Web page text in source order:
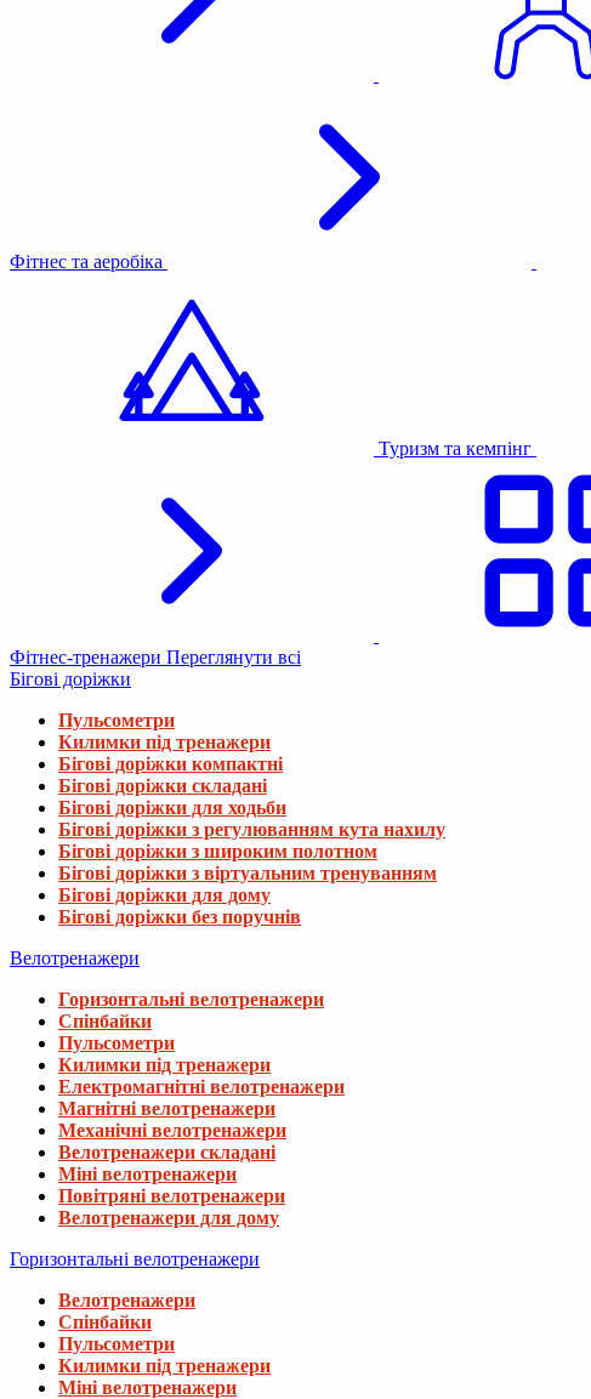
Фітнес та аеробіка
Туризм та кемпінг
Фітнес-тренажери Переглянути всі
Бігові доріжки
Пульсометри
Килимки під тренажери
Бігові доріжки компактні
Бігові доріжки складані
Бігові доріжки для ходьби
Бігові доріжки з регулюванням кута нахилу
Бігові доріжки з широким полотном
Бігові доріжки з віртуальним тренуванням
Бігові доріжки для дому
Бігові доріжки без поручнів
Велотренажери
Горизонтальні велотренажери
Спінбайки
Пульсометри
Килимки під тренажери
Електромагнітні велотренажери
Магнітні велотренажери
Механічні велотренажери
Велотренажери складані
Міні велотренажери
Повітряні велотренажери
Велотренажери для дому
Горизонтальні велотренажери
Велотренажери
Спінбайки
Пульсометри
Килимки під тренажери
Міні велотренажери